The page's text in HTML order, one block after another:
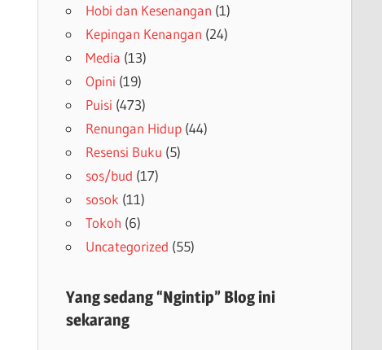
Hobi dan Kesenangan (1)
Kepingan Kenangan (24)
Media (13)
Opini (19)
Puisi (473)
Renungan Hidup(44)
Resensi Buku (5)
sos/bud (17)
sosok (11)
Tokoh (6)
Uncategorized (55)
Yang sedang “Ngintip” Blog ini
sekarang